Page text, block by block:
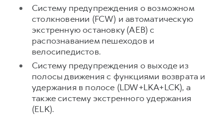
Систему предупреждения о возможном
столкновении (FCW) и автоматическую
экстренную остановку (AEB) с
распознаванием пешеходов и
велосипедистов.
Систему предупреждения о выходе из
полосы движения с функциями возврата и
удержания в полосе (LDW+LKA+LCK), а
также систему экстренного удержания
(ELK).